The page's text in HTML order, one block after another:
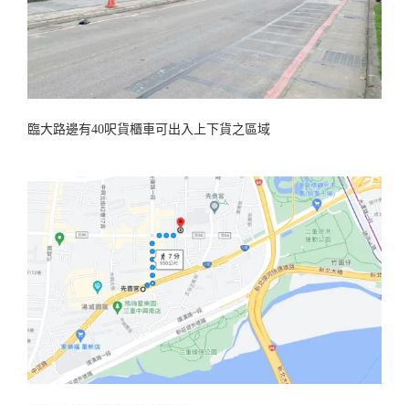
臨大路邊有40呎貨櫃車可出入上下貨之區域